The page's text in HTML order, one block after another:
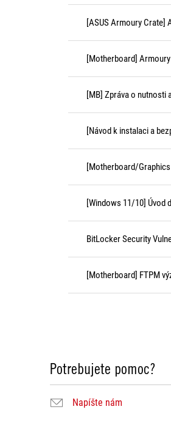
[ASUS Armoury Crate]
[Motherboard]
[MB] Zpráva o nutnosti
[Návod k instalaci a
[Motherboard/
[Windows 11/10] Úvod
BitLocker Security
[Motherboard] FTPM
Potrebujete pomoc?
Napíšte nám